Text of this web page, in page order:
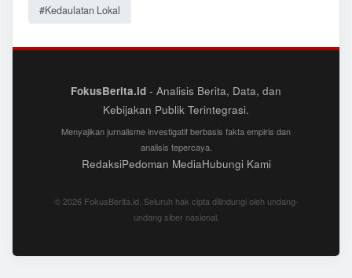
#Kedaulatan Lokal
FokusBerita.id - Analisis Berita, Data, dan
Kebijakan Publik Terintegrasi.
Menyajikan jurnalisme investigatif berbasis fakta empiris dan
analisis tepercaya.
RedaksiPedoman MediaHubungi Kami
© 2026 FokusBerita.id. Seluruh hak cipta dilindungi oleh undang-
undang siber nasional.